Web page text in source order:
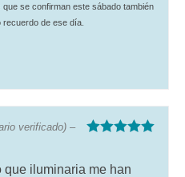
se confirman este sábado también
de ese día.
verificado) –
que iluminaria me han